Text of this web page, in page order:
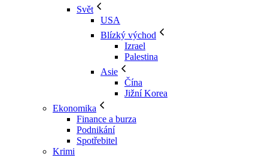
Svět
USA
Blízký východ
Izrael
Palestina
Asie
Čína
Jižní Korea
Ekonomika
Finance a burza
Podnikání
Spotřebitel
Krimi